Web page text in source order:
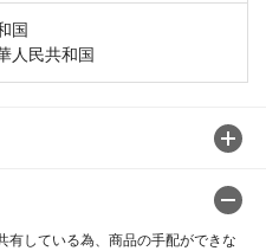
国
人民共和国
している為、商品の手配ができな